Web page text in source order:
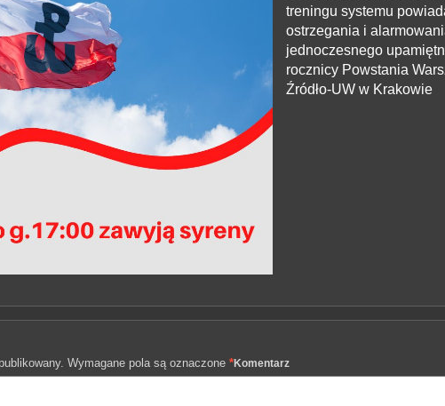
treningu systemu
ostrzegania i
jednoczesnego
rocznicy Powstania
Źródło-UW w Krakowie
Wymagane pola są oznaczone *Komentarz